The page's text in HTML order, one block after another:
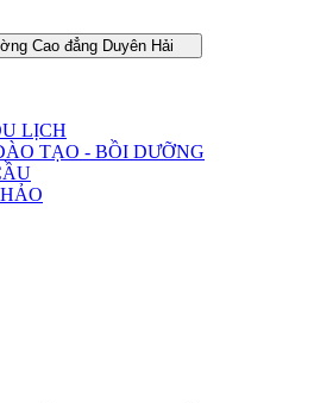
Cao đẳng Duyên Hải
LỊCH
TẠO - BỒI DƯỠNG